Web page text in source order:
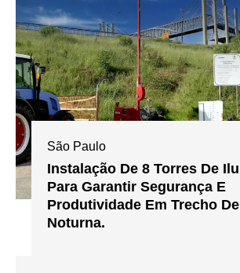
São Paulo
Instalação De 8 Torres De
Para Garantir Segurança E
Produtividade Em Trecho
Noturna.